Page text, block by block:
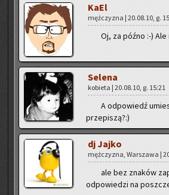
KaEl
męż­czy­zna | 20.08.10, g.
Oj, za późno :-)
Se­le­na
ko­bie­ta | 20.08.10, g. 15:21
A od­po­wiedź
prze­pi­szą?:)
dj Jajko
męż­czy­zna, War­sza­wa |
ale bez zna­ków
od­po­wie­dzi na